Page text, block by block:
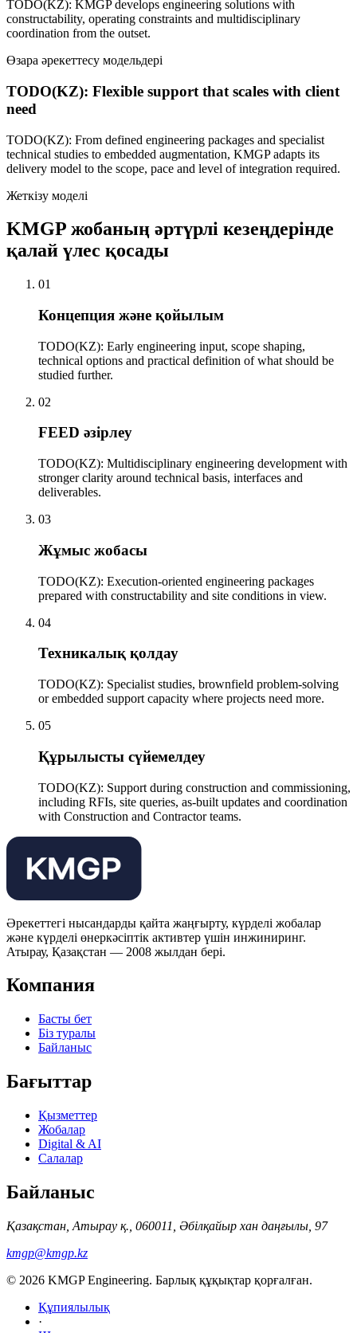
TODO(KZ): KMGP develops engineering solutions with
constructability, operating constraints and multidisciplinary
coordination from the outset.
Өзара әрекеттесу модельдері
TODO(KZ): Flexible support that scales with client
need
TODO(KZ): From defined engineering packages and specialist
technical studies to embedded augmentation, KMGP adapts its
delivery model to the scope, pace and level of integration required.
Жеткізу моделі
KMGP жобаның әртүрлі кезеңдерінде
қалай үлес қосады
01
Концепция және қойылым
TODO(KZ): Early engineering input, scope shaping,
technical options and practical definition of what should be
studied further.
02
FEED әзірлеу
TODO(KZ): Multidisciplinary engineering development with
stronger clarity around technical basis, interfaces and
deliverables.
03
Жұмыс жобасы
TODO(KZ): Execution-oriented engineering packages
prepared with constructability and site conditions in view.
04
Техникалық қолдау
TODO(KZ): Specialist studies, brownfield problem-solving
or embedded support capacity where projects need more.
05
Құрылысты сүйемелдеу
TODO(KZ): Support during construction and commissioning,
including RFIs, site queries, as-built updates and coordination
with Construction and Contractor teams.
Әрекеттегі нысандарды қайта жаңғырту, күрделі жобалар
және күрделі өнеркәсіптік активтер үшін инжиниринг.
Атырау, Қазақстан — 2008 жылдан бері.
Компания
Басты бет
Біз туралы
Байланыс
Бағыттар
Қызметтер
Жобалар
Digital & AI
Салалар
Байланыс
Қазақстан, Атырау қ., 060011, Әбілқайыр хан даңғылы, 97
kmgp@kmgp.kz
© 2026 KMGP Engineering. Барлық құқықтар қорғалған.
Құпиялылық
·